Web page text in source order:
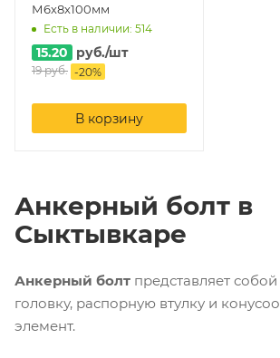
М6х8х100мм
Есть в наличии: 514
15.20 руб./шт
19руб. -20%
В корзину
Анкерный болт в
Сыктывкаре
Анкерный болт представляет
головку, распорную втулку и
элемент.